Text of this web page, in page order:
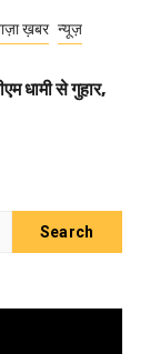
ख़बर न्यूज़
धामी से गुहार,